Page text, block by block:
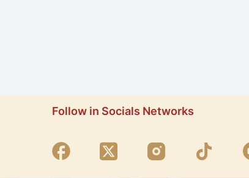
Follow in Socials Networks